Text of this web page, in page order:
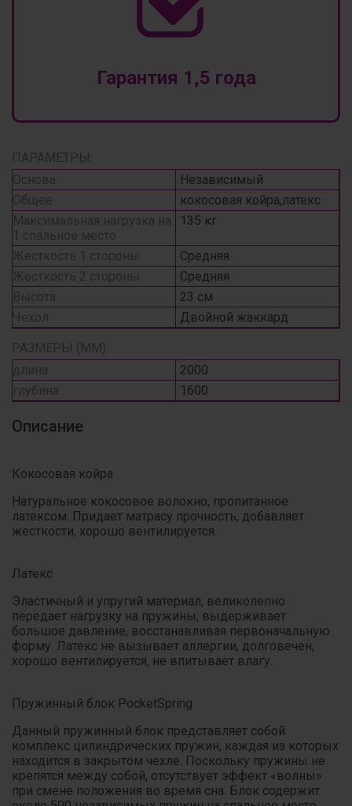
Гарантия 1,5 года
ПАРАМЕТРЫ:
Основа
Независимый
Общее
кокосовая койра,латекс
Максимальная нагрузка на
1 спальное место
135 кг
Жесткость 1 стороны
Средняя
Жесткость 2 стороны
Средняя
Высота
23 см
Чехол
Двойной жаккард
РАЗМЕРЫ (ММ):
длина
2000
глубина
1600
Описание
Кокосовая койра
Натуральное кокосовое волокно, пропитанное
латексом. Придает матрасу прочность, добавляет
жесткости, хорошо вентилируется.
Латекс
Эластичный и упругий материал, великолепно
передает нагрузку на пружины, выдерживает
большое давление, восстанавливая первоначальную
форму. Латекс не вызывает аллергии, долговечен,
хорошо вентилируется, не впитывает влагу.
Пружинный блок PocketSpring
Данный пружинный блок представляет собой
комплекс цилиндрических пружин, каждая из которых
находится в закрытом чехле. Поскольку пружины не
крепятся между собой, отсутствует эффект «волны»
при смене положения во время сна. Блок содержит